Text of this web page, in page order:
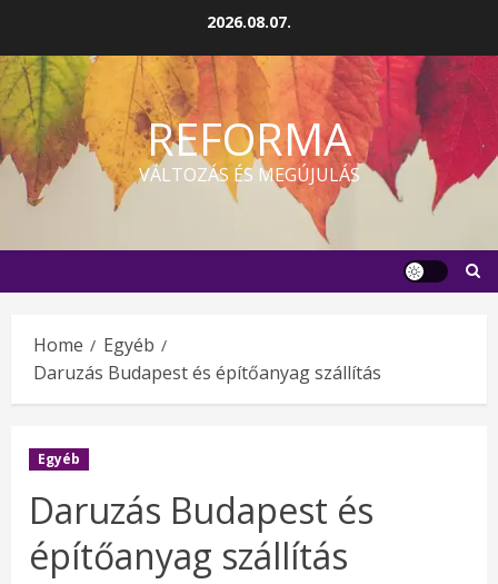
content
2026.08.07.
REFORMA
VÁLTOZÁS ÉS MEGÚJULÁS
Home
Egyéb
Daruzás Budapest és építőanyag szállítás
Egyéb
Daruzás Budapest és
építőanyag szállítás